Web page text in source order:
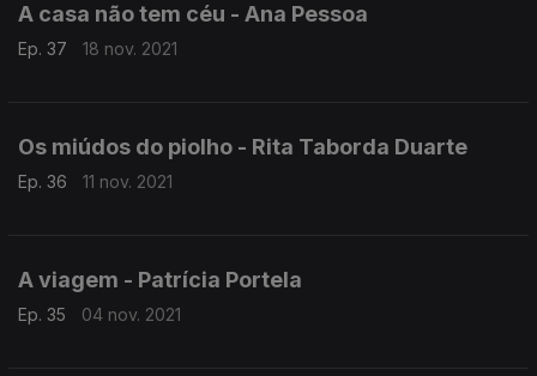
A casa não tem céu - Ana Pessoa
Ep. 37 18 nov. 2021
Os miúdos do piolho - Rita Taborda Duarte
Ep. 36 11 nov. 2021
A viagem - Patrícia Portela
Ep. 35 04 nov. 2021